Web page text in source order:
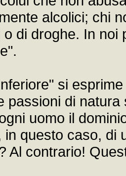
alcolici; chi
di droghe. In
si
passioni di
uomo il
in questo caso, di
Al contrario!